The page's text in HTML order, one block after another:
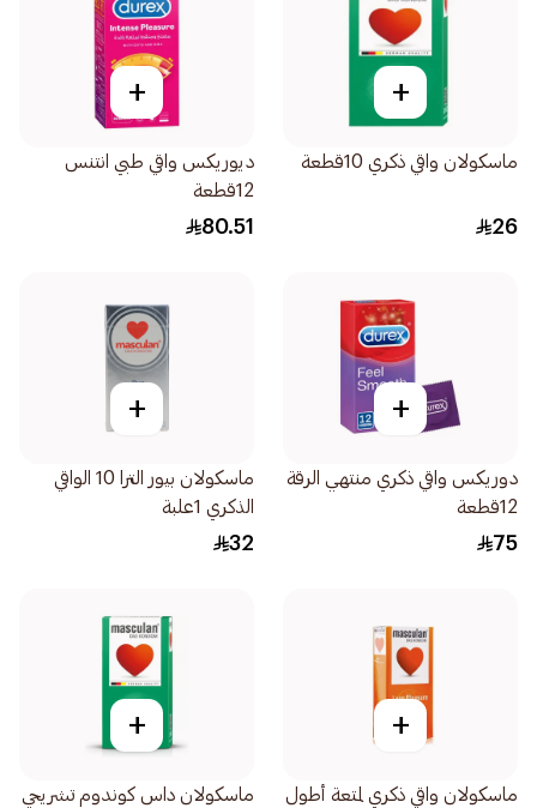
+
ماسكولان واقي ذكري 10قطعة
26
+
ديوريكس واقي طبي انتنس
12قطعة
80.51
+
دوريكس واقي ذكري منتهي الرقة
12قطعة
75
+
ماسكولان بيور الترا 10 الواقي
الذكري 1علبة
32
+
ماسكولان واقي ذكري لمتعة أطول
+
ماسكولان داس كوندوم تشريحي